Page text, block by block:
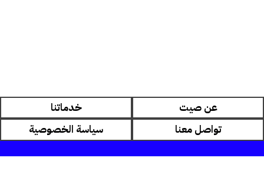
عن صيت
خدماتنا
تواصل معنا
سياسة الخصوصية